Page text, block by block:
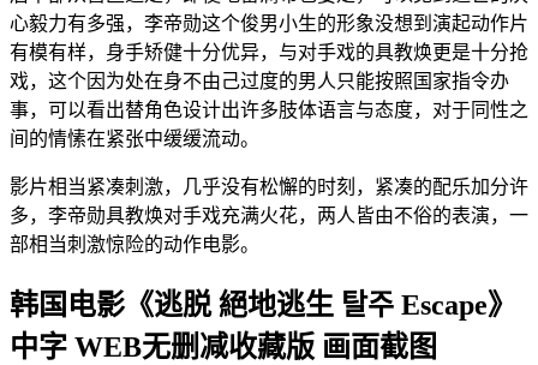
心毅力有多强，李帝勋这个俊男小生的形象没想到演起动作片
有模有样，身手矫健十分优异，与对手戏的具教焕更是十分抢
戏，这个因为处在身不由己过度的男人只能按照国家指令办
事，可以看出替角色设计出许多肢体语言与态度，对于同性之
间的情愫在紧张中缓缓流动。
影片相当紧凑刺激，几乎没有松懈的时刻，紧凑的配乐加分许
多，李帝勋具教焕对手戏充满火花，两人皆由不俗的表演，一
部相当刺激惊险的动作电影。
韩国电影《逃脱 絕地逃生 탈주 Escape》
中字 WEB无删减收藏版 画面截图